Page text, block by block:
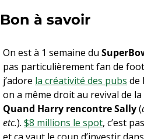
Bon à savoir
On est à 1 semaine du
pas particulièrement fan de
j’adore la créativité des pubs de
Quand Harry rencontre Sally (
etc.). $8 millions le spot, c’est